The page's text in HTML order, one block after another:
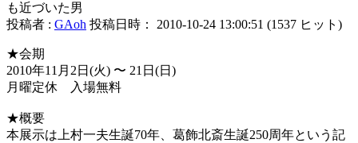
も近づいた男
投稿者 : GAoh 投稿日時： 2010-10-24 13:00:51 (1537 ヒット )
★会期
2010年11月2日(火) 〜 21日(日)
月曜定休 入場無料
★概要
本展示は上村一夫生誕70年、葛飾北斎生誕250周年という記